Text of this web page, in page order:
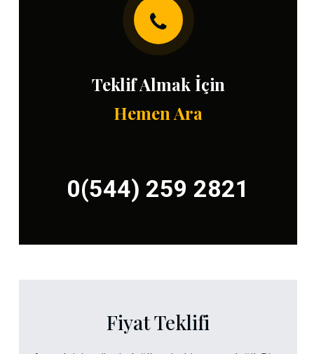
Teklif Almak İçin
Hemen Ara
0(544) 259 2821
Fiyat Teklifi